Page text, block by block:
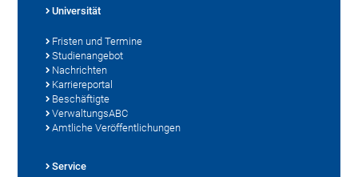
Universität
Fristen und Termine
Studienangebot
Nachrichten
Karriereportal
Beschäftigte
VerwaltungsABC
Amtliche Veröffentlichungen
Service